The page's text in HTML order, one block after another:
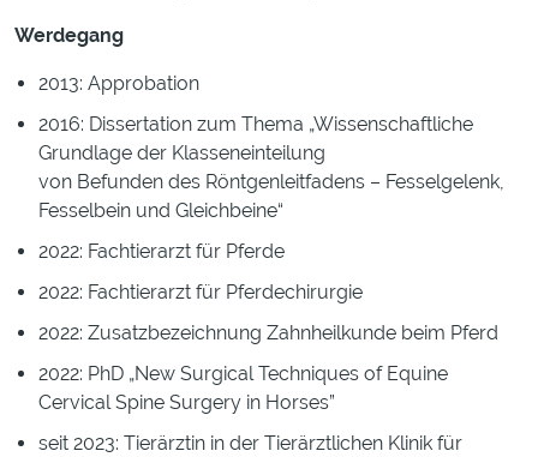
Werdegang
2013: Approbation
2016: Dissertation zum Thema „Wissenschaftliche
Grundlage der Klasseneinteilung
von Befunden des Röntgenleitfadens – Fesselgelenk,
Fesselbein und Gleichbeine“
2022: Fachtierarzt für Pferde
2022: Fachtierarzt für Pferdechirurgie
2022: Zusatzbezeichnung Zahnheilkunde beim Pferd
2022: PhD „New Surgical Techniques of Equine
Cervical Spine Surgery in Horses”
seit 2023: Tierärztin in der Tierärztlichen Klinik für